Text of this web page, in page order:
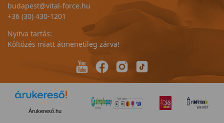
budapest@vital-force.hu
+36 (30) 430-1201
Nyitva tartás:
Költözés miatt átmenetileg zárva!
Árukereső.hu